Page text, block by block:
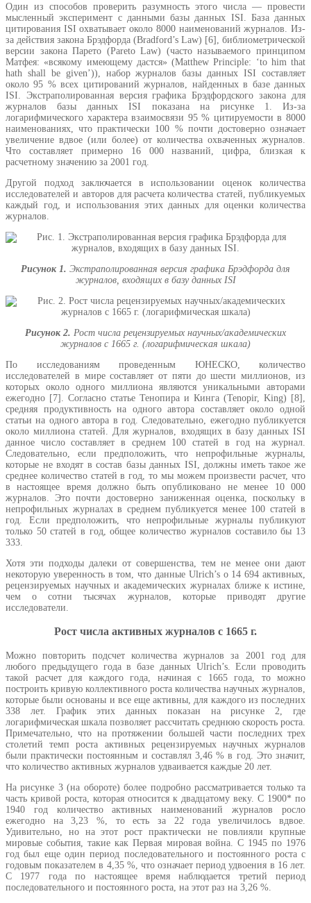
Один из способов проверить разумность этого числа — провести
мысленный эксперимент с данными базы данных ISI. База данных
цитирования ISI охватывает около 8000 наименований журналов. Из-
за действия закона Брэдфорда (Bradford’s Law) [6], библиометрической
версии закона Парето (Pareto Law) (часто называемого принципом
Матфея: «всякому имеющему дастся» (Matthew Principle: ‘to him that
hath shall be given’)), набор журналов базы данных ISI составляет
около 95 % всех цитирований журналов, найденных в базе данных
ISI. Экстраполированная версия графика Брэдфордского закона для
журналов базы данных ISI показана на рисунке 1. Из-за
логарифмического характера взаимосвязи 95 % цитируемости в 8000
наименованиях, что практически 100 % почти достоверно означает
увеличение вдвое (или более) от количества охваченных журналов.
Что составляет примерно 16 000 названий, цифра, близкая к
расчетному значению за 2001 год.
Другой подход заключается в использовании оценок количества
исследователей и авторов для расчета количества статей, публикуемых
каждый год, и использования этих данных для оценки количества
журналов.
Рисунок 1. Экстраполированная версия графика Брэдфорда для
журналов, входящих в базу данных ISI
Рисунок 2. Рост числа рецензируемых научных/академических
журналов с 1665 г. (логарифмическая шкала)
По исследованиям проведенным ЮНЕСКО, количество
исследователей в мире составляет от пяти до шести миллионов, из
которых около одного миллиона являются уникальными авторами
ежегодно [7]. Согласно статье Тенопира и Кинга (Tenopir, King) [8],
средняя продуктивность на одного автора составляет около одной
статьи на одного автора в год. Следовательно, ежегодно публикуется
около миллиона статей. Для журналов, входящих в базу данных ISI
данное число составляет в среднем 100 статей в год на журнал.
Следовательно, если предположить, что непрофильные журналы,
которые не входят в состав базы данных ISI, должны иметь такое же
среднее количество статей в год, то мы можем произвести расчет, что
в настоящее время должно быть опубликовано не менее 10 000
журналов. Это почти достоверно заниженная оценка, поскольку в
непрофильных журналах в среднем публикуется менее 100 статей в
год. Если предположить, что непрофильные журналы публикуют
только 50 статей в год, общее количество журналов составило бы 13
333.
Хотя эти подходы далеки от совершенства, тем не менее они дают
некоторую уверенность в том, что данные Ulrich’s о 14 694 активных,
рецензируемых научных и академических журналах ближе к истине,
чем о сотни тысячах журналов, которые приводят другие
исследователи.
Рост числа активных журналов с 1665 г.
Можно повторить подсчет количества журналов за 2001 год для
любого предыдущего года в базе данных Ulrich’s. Если проводить
такой расчет для каждого года, начиная с 1665 года, то можно
построить кривую коллективного роста количества научных журналов,
которые были основаны и все еще активны, для каждого из последних
338 лет. График этих данных показан на рисунке 2, где
логарифмическая шкала позволяет рассчитать среднюю скорость роста.
Примечательно, что на протяжении большей части последних трех
столетий темп роста активных рецензируемых научных журналов
были практически постоянным и составлял 3,46 % в год. Это значит,
что количество активных журналов удваивается каждые 20 лет.
На рисунке 3 (на обороте) более подробно рассматривается только та
часть кривой роста, которая относится к двадцатому веку. С 1900* по
1940 год количество активных наименований журналов росло
ежегодно на 3,23 %, то есть за 22 года увеличилось вдвое.
Удивительно, но на этот рост практически не повлияли крупные
мировые события, такие как Первая мировая война. С 1945 по 1976
год был еще один период последовательного и постоянного роста с
годовым показателем в 4,35 %, что означает период удвоения в 16 лет.
С 1977 года по настоящее время наблюдается третий период
последовательного и постоянного роста, на этот раз на 3,26 %.